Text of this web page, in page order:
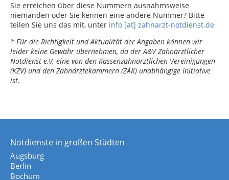
Sie erreichen über diese Nummern ausnahmsweise
niemanden oder Sie kennen eine andere Nummer? Bitte
teilen Sie uns das mit, unter info [at] zahnarzt-notdienst.de
* Für die Richtigkeit und Aktualität der Angaben können wir
leider keine Gewähr übernehmen, da der A&V Zahnärztlicher
Notdienst e.V. eine von den Kassenzahnärztlichen Vereinigungen
(KZV) und den Zahnärztekammern (ZÄK) unabhängige Initiative
ist.
Notdienste in großen Städten
Augsburg
Berlin
Bochum